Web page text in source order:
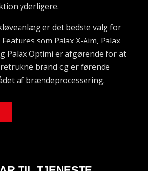
yderligere.
er det bedste valg for
som Palax X-Aim, Palax
Palax Optimi er afgørende for at
brand og er førende
af brændeprocessering.